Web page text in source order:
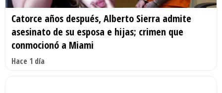
Catorce años después, Alberto Sierra admite
asesinato de su esposa e hijas; crimen que
conmocionó a Miami
Hace 1 día